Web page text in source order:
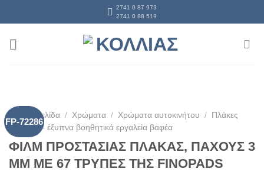
to
2741 0 87 973
2741 0 88 519
FP-72286
Αρχική σελίδα / Χρώματα / Χρώματα αυτοκινήτου /
Πλάκες
τριβειών - έξυπνα βοηθητικά εργαλεία βαφέα
ΦΙΛΜ ΠΡΟΣΤΑΣΙΑΣ ΠΛΑΚΑΣ, ΠΑΧΟΥΣ 3
ΜΜ ΜΕ 67 ΤΡΥΠΕΣ ΤΗΣ FINOPADS